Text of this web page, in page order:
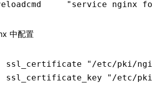
"service nginx
中配置
ssl_certificate
"/etc/pki/
ssl_certificate_key
"/etc/